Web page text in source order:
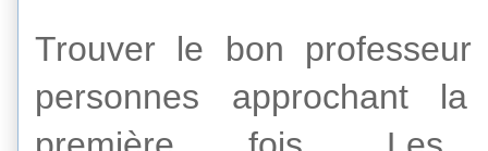
Trouver
le bon professeur
personnes approchant